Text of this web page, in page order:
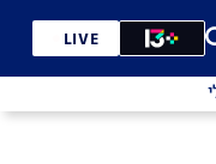
LIVE